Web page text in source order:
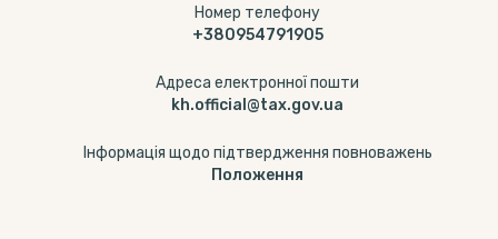
Номер телефону
+380954791905
Адреса електронної пошти
kh.official@tax.gov.ua
Інформація щодо підтвердження повноважень
Положення